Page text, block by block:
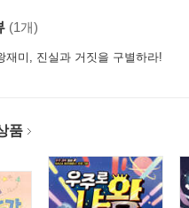
(1개)
재미, 진실과 거짓을 구별하라!
품